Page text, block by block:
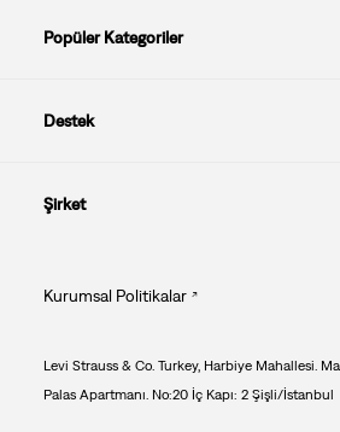
Popüler Kategoriler
Destek
Şirket
Kurumsal Politikalar
Levi Strauss & Co. Turkey, Harbiye Mahallesi.
Palas Apartmanı. No:20 İç Kapı: 2 Şişli/İstanbul